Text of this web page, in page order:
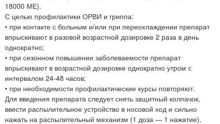
18000 МЕ).
С целью профилактики ОРВИ и гриппа:
• при контакте с больным и/или при переохлаждении препарат
впрыскивают в разовой возрастной дозировке 2 раза в день
однократно;
• при сезонном повышении заболеваемости препарат
впрыскивают в возрастной дозировке однократно утром с
интервалом 24-48 часов;
• при необходимости профилактические курсы повторяют.
Для введения препарата следует снять защитный колпачок,
ввести распылительное устройство в носовой ход и сильно
нажать на распылительный механизм (1 доза — 1 нажатие).